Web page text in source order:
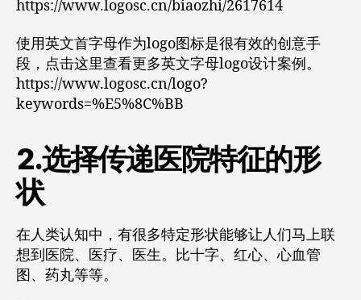
https://www.logosc.cn/biaozhi/2617614
使用英文首字母作为logo图标是很有效的创意手
段，点击这里查看更多英文字母logo设计案例。
https://www.logosc.cn/logo?
keywords=%E5%8C%BB
2.选择传递医院特征的形
状
在人类认知中，有很多特定形状能够让人们马上联
想到医院、医疗、医生。比十字、红心、心血管
图、药丸等等。